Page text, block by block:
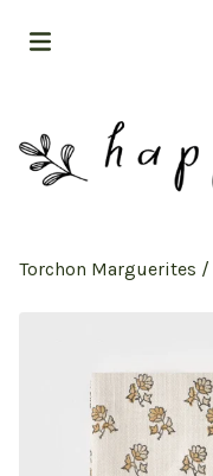
Torchon Marguerites /